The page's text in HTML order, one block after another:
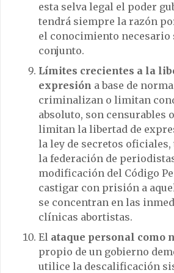
esta selva legal el poder
tendrá siempre la razón
el conocimiento necesario
conjunto.
Límites crecientes a la
expresión a base de
criminalizan o limitan
absoluto, son censurables
limitan la libertad de
la ley de secretos
la federación de
modificación del Código
castigar con prisión a
se concentran en las
clínicas abortistas.
El ataque personal como
propio de un gobierno
utilice la descalificación